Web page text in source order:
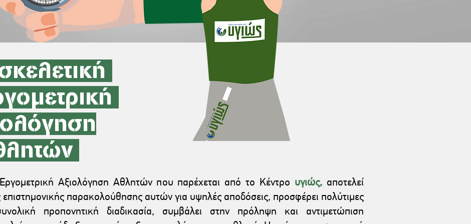
Αξιολόγηση Αθλητών που παρέχεται από το Κέντρο υγιώς, αποτελεί
παρακολούθησης αυτών για υψηλές αποδόσεις, προσφέρει πολύτιμες
προπονητική διαδικασία, συμβάλει στην πρόληψη και αντιμετώπιση